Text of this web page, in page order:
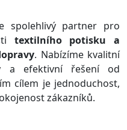
spolehlivý partner pro
textilního potisku a
. Nabízíme kvalitní
a efektivní řešení od
cílem je jednoduchost,
zákazníků.